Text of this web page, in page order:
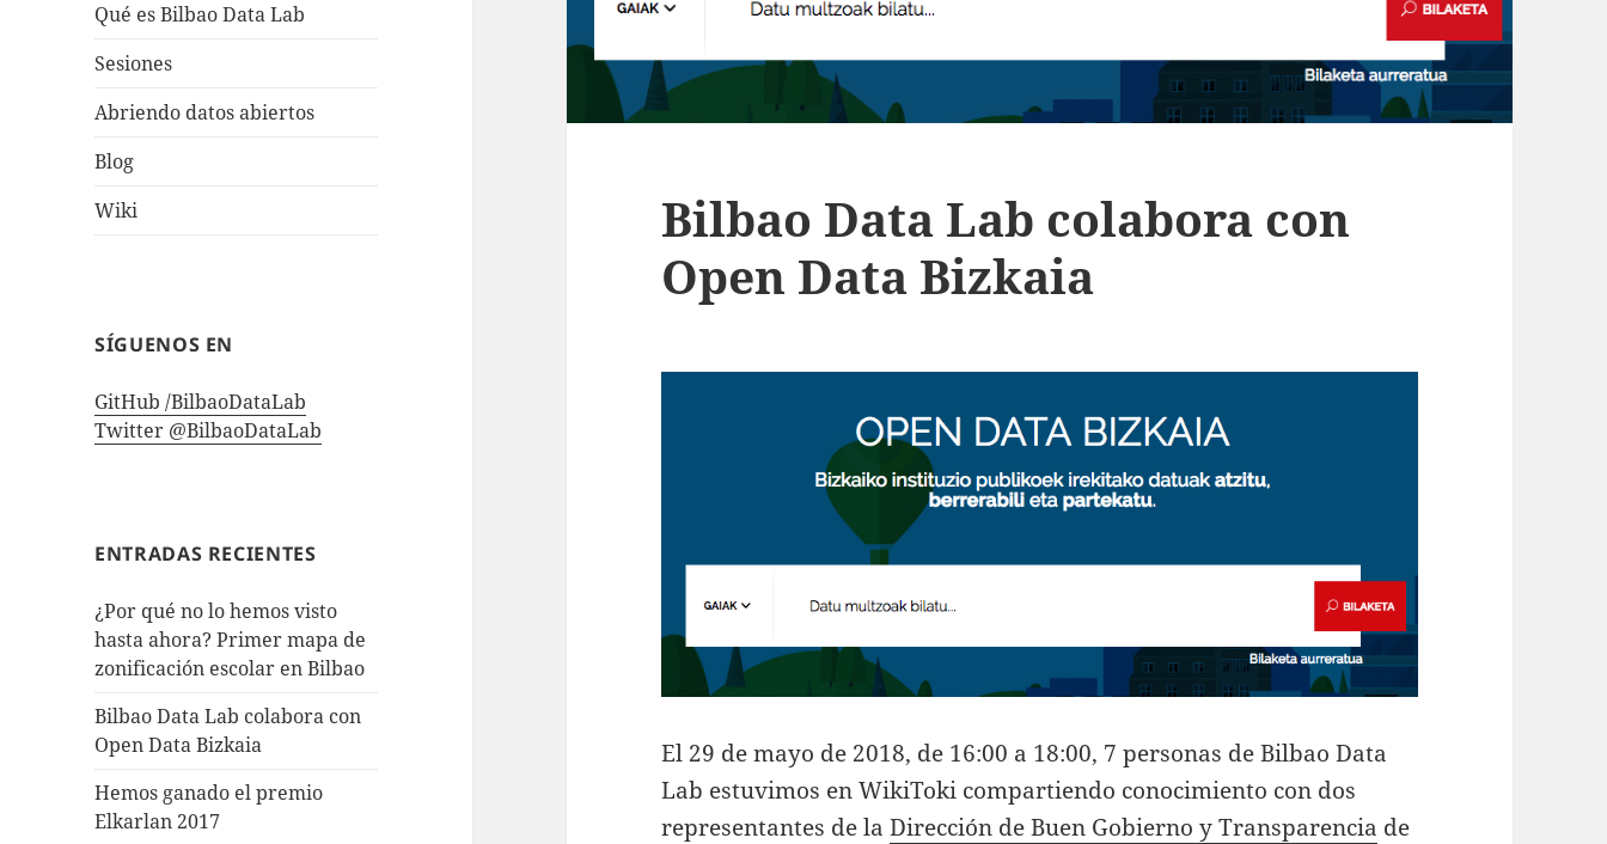
Qué es Bilbao Data Lab
Sesiones
Abriendo datos abiertos
Blog
Wiki
SÍGUENOS EN
GitHub /BilbaoDataLab
Twitter @BilbaoDataLab
ENTRADAS RECIENTES
¿Por qué no lo hemos visto
hasta ahora? Primer mapa de
zonificación escolar en Bilbao
Bilbao Data Lab colabora con
Open Data Bizkaia
Hemos ganado el premio
Elkarlan 2017
Bilbao Data Lab colabora con
Open Data Bizkaia
El 29 de mayo de 2018, de 16:00 a 18:00, 7 personas de Bilbao Data
Lab estuvimos en WikiToki compartiendo conocimiento con dos
representantes de laDirección de Buen Gobierno y Transparencia de